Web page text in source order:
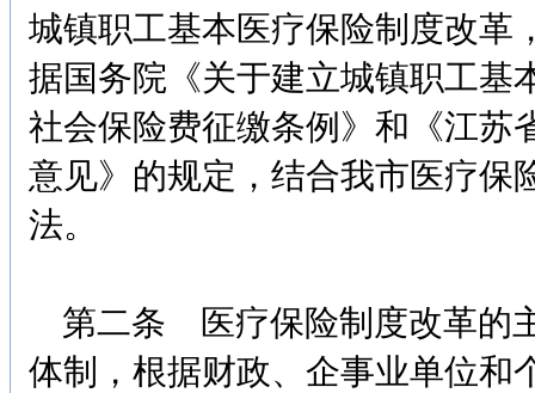
城镇职工基本医疗保险制度改革
据国务院《关于建立城镇职工基
社会保险费征缴条例》和《江苏
意见》的规定，结合我市医疗保
法。
第二条 医疗保险制度改革的
体制，根据财政、企事业单位和